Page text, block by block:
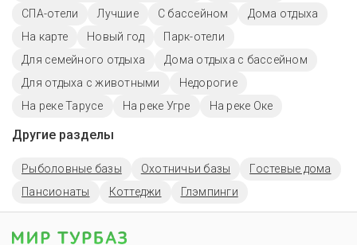
СПА-отели
Лучшие С бассейном
Дома отдыха
На карте
Новый год
Парк-отели
Для семейного отдыха
Дома отдыха с бассейном
Для отдыха с животными
Недорогие
На реке Тарусе
На реке Угре На реке Оке
Другие разделы
Рыболовные базы Охотничьи базы
Гостевые дома
Пансионаты
Коттеджи Глэмпинги